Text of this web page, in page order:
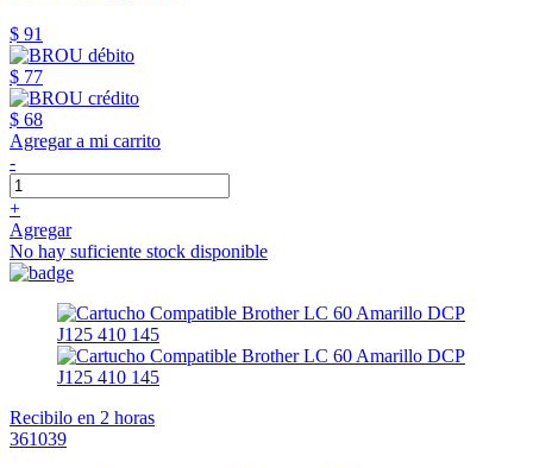
$ 91
$ 77
$ 68
Agregar a mi carrito
-
+
Agregar
No hay suficiente stock disponible
Recibilo en 2 horas
361039